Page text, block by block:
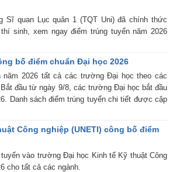
Sĩ quan Lục quân 1 (TQT Uni) đã chính thức
sinh, xem ngay điểm trúng tuyển năm 2026
bố điểm chuẩn Đại học 2026
năm 2026 tất cả các trường Đại học theo các
đầu từ ngày 9/8, các trường Đại học bắt đầu
Danh sách điểm trúng tuyển chi tiết được cập
Công nghiệp (UNETI) công bố điểm
vào trường Đại học Kinh tế Kỹ thuật Công
cho tất cả các ngành.